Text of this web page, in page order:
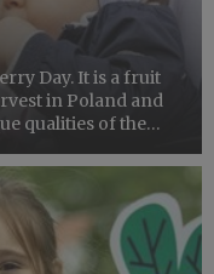
Day. It is a fruit
in Poland and
qualities of the
of i...